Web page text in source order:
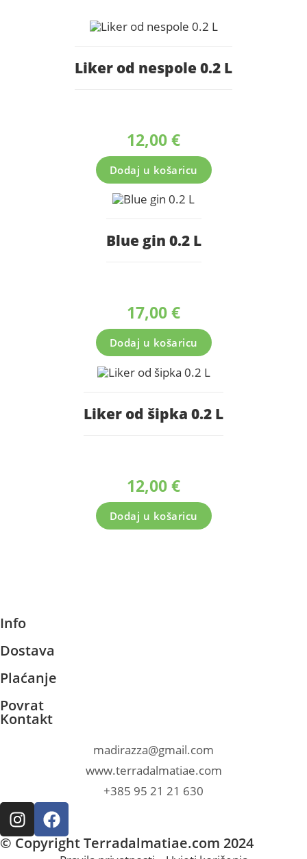
Liker od nespole 0.2 L
12,00€
Dodaj u košaricu
Blue gin 0.2 L
17,00€
Dodaj u košaricu
Liker od šipka 0.2 L
12,00€
Dodaj u košaricu
Info
Dostava
Plaćanje
Povrat
Kontakt
madirazza@gmail.com
www.terradalmatiae.com
+385 95 21 21 630
© Copyright Terradalmatiae.com 2024